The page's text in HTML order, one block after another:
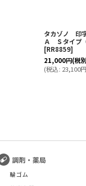
タカゾノ 印
Ａ Ｓタイプ
[RR8859]
21,000円(税
(税込: 23,100
調剤・薬局
輪ゴム